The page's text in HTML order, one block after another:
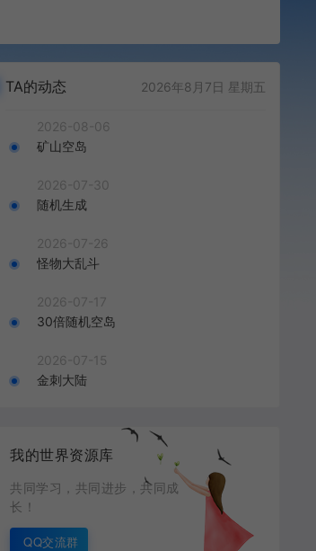
TA的动态 2026年8月7日 星期五
2026-08-06
矿山空岛
2026-07-30
随机生成
2026-07-26
怪物大乱斗
2026-07-17
30倍随机空岛
2026-07-15
金刺大陆
我的世界资源库
共同学习，共同进步，共同成
长！
QQ交流群